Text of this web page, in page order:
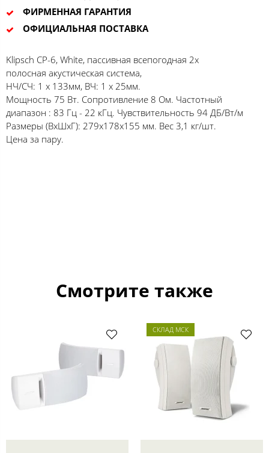
ФИРМЕННАЯ ГАРАНТИЯ
ОФИЦИАЛЬНАЯ ПОСТАВКА
Klipsch CP-6, White, пассивная всепогодная 2х
полосная акустическая система,
НЧ/СЧ: 1 х 133мм, ВЧ: 1 х 25мм.
Мощность 75 Вт. Сопротивление 8 Ом. Частотный
диапазон : 83 Гц - 22 кГц. Чувствительность 94 ДБ/Вт/м
Размеры (ВхШхГ): 279x178x155 мм. Вес 3,1 кг/шт.
Цена за пару.
Смотрите также
СКЛАД МСК